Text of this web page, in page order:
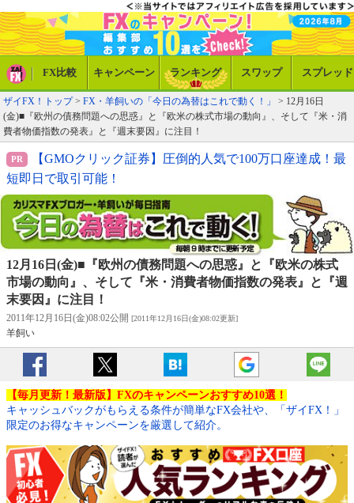
FX比較 キャンペーン ランキング スワップ スプレッド
ザイFX！トップ> FX・羊飼いの「今日の為替はこれで動く！」
> 12月16日
(金)■『欧州の債務問題への思惑』と『欧米の株式市場の動向』、そして『米・消
費者物価指数の発表』と『週末要因』に注目！
【GMOクリック証券】圧倒的人気で100万口座達成！最
短即日で取引可能！
12月16日(金)■『欧州の債務問題への思惑』と『欧米の株式
市場の動向』、そして『米・消費者物価指数の発表』と『週
末要因』に注目！
2011年12月16日(金)08:02公開 [2011年12月16日(金)08:02更新]
羊飼い
【毎月更新！最新版】FXのキャンペーンおすすめ10選！
キャッシュバックがもらえる条件が簡単なFX会社や、「ザイFX！」
限定のお得なキャンペーンを厳選して紹介。